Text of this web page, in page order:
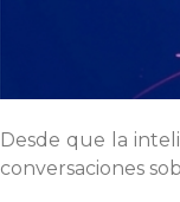
Desde que la
conversaciones